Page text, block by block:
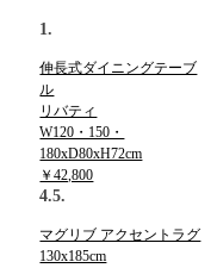
1.
伸長式ダイニングテーブ
ル
リバティ
W120・150・
180xD80xH72cm
￥42,800
4.5.
マグリブ アクセントラグ
130x185cm